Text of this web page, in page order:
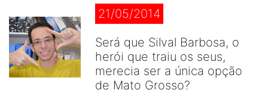
21/05/2014
Será que Silval Barbosa, o
herói que traiu os seus,
merecia ser a única opção
de Mato Grosso?